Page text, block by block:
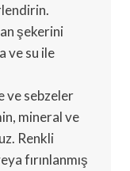
şekerini
ve su ile
ve sebzeler
mineral ve
Renkli
fırınlanmış